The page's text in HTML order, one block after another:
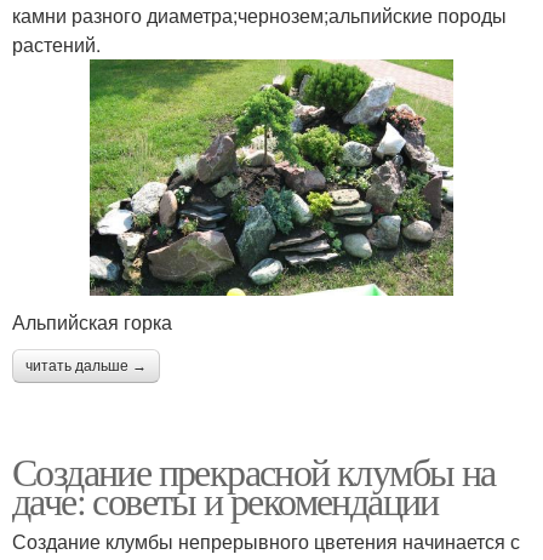
камни разного диаметра;чернозем;альпийские породы
растений.
Альпийская горка
читать дальше →
Создание прекрасной клумбы на
даче: советы и рекомендации
Создание клумбы непрерывного цветения начинается с